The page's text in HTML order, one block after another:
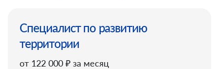
Специалист по развитию
территории
от 122 000 ₽ за месяц